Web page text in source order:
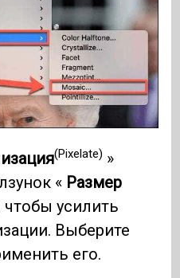
(Pixelate) »
« Размер
чтобы усилить
Выберите
его.